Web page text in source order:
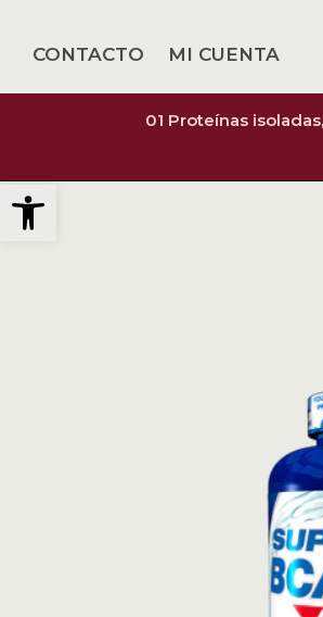
Abrir barra de herramientas
CONTACTO MI CUENTA
01 Proteínas